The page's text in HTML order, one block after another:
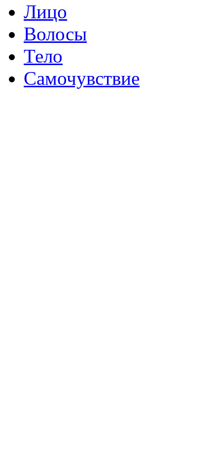
Лицо
Волосы
Тело
Самочувствие